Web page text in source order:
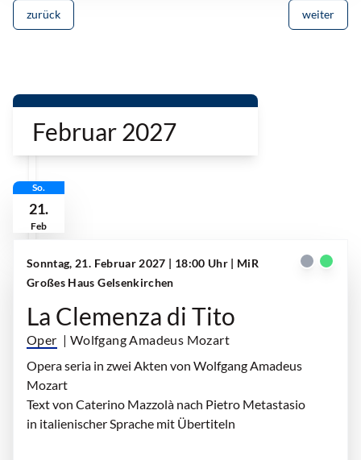
zurück weiter
Februar 2027
So.
21.
Feb
Sonntag, 21. Februar 2027 | 18:00 Uhr | MiR
Großes Haus Gelsenkirchen
La Clemenza di Tito
Oper | Wolfgang Amadeus Mozart
Opera seria in zwei Akten von Wolfgang Amadeus
Mozart
Text von Caterino Mazzolà nach Pietro Metastasio
in italienischer Sprache mit Übertiteln